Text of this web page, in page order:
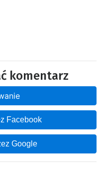
komentarz
Facebook
Google